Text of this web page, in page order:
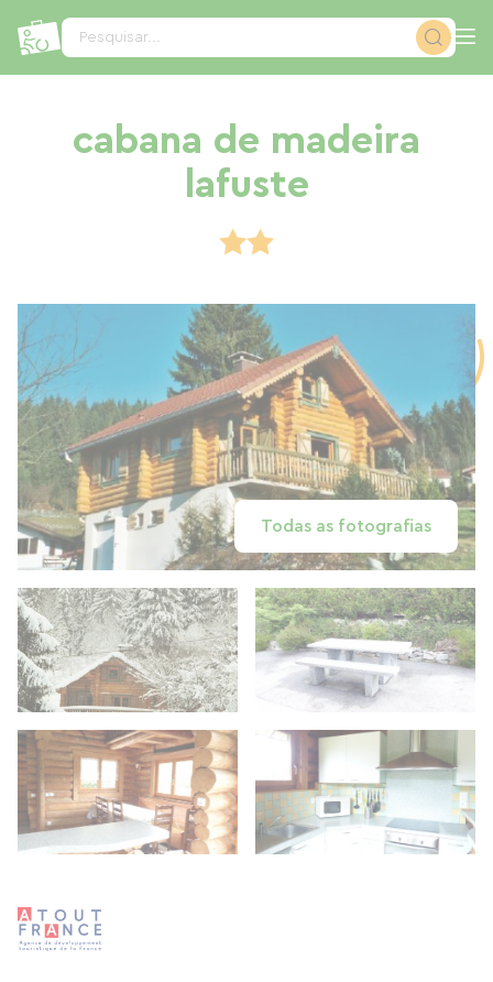
Pesquisar...
cabana de madeira
lafuste
Todas as fotografias
Painel de Gerenciamento de Cookies